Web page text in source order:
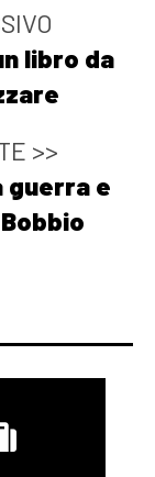
libro da
>>
guerra e